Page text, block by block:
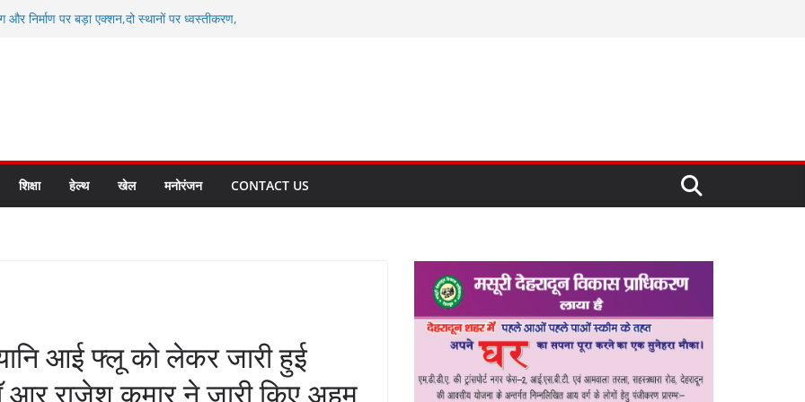
और निर्माण पर बड़ा एक्शन,दो स्थानों पर ध्वस्तीकरण,
टू ग्लोबल’ के संकल्प को आगे बढ़ा रही उत्तराखंड
के पदक विजेताओं और प्रशिक्षकों को
क्रीड़ा विश्वविद्यालय गौलापार के निर्माण कार्यों की
शिक्षा हेल्थ खेल मनोरंजन CONTACT US
आई फ्लू को लेकर जारी हुई
आर राजेश कुमार ने जारी किए अहम